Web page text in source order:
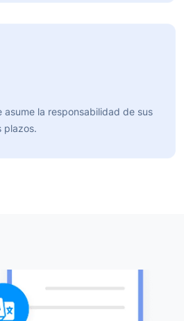
asume la responsabilidad de sus
plazos.